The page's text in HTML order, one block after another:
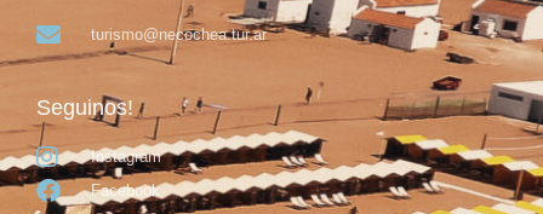
turismo@necochea.tur.ar
Seguinos!
Instagram
Facebook